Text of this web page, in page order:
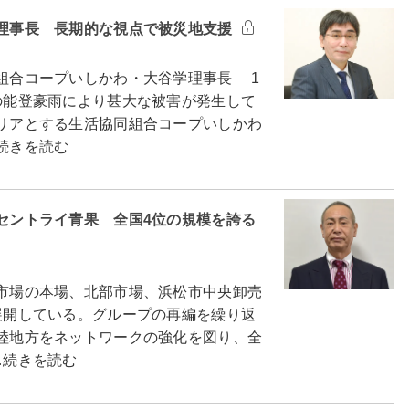
事長 長期的な視点で被災地支援
コープいしかわ・大谷学理事長 1
登豪雨により甚大な被害が発生して
アとする生活協同組合コープいしかわ
きを読む
ントライ青果 全国4位の規模を誇る
の本場、北部市場、浜松市中央卸売
している。グループの再編を繰り返
地方をネットワークの強化を図り、全
きを読む